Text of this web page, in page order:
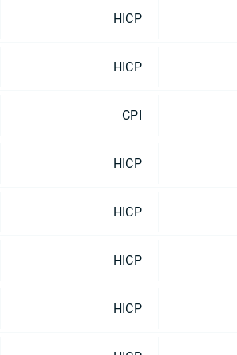
HICP
HICP
CPI
HICP
HICP
HICP
HICP